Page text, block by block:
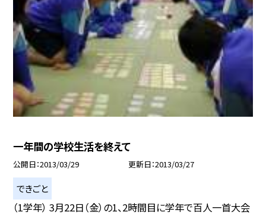
一年間の学校生活を終えて
公開日 2013/03/29 更新日 2013/03/27
できごと
（1学年） 3月22日（金）の1、2時間目に学年で百人一首大会